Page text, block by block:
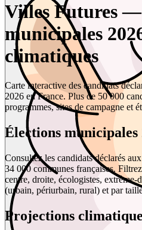
Villes Futures
municipales
climatiques
Carte interactive des candidats
2026 en France. Plus de 50 000
programmes, sites de campagne et
Élections municipales
Consultez les candidats déclarés
34 000 communes françaises.
centre, droite, écologistes,
(urbain, périurbain, rural) et par
Projections